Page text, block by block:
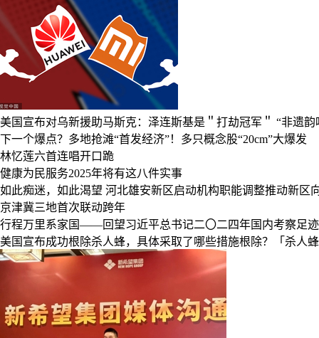
美国宣布对乌新援助马斯克：泽连斯基是＂打劫冠军＂ “非遗
下一个爆点？多地抢滩“首发经济”！多只概念股“20cm”大爆发
林忆莲六首连唱开口跪
健康为民服务2025年将有这八件实事
如此痴迷，如此渴望 河北雄安新区启动机构职能调整推动新区
京津冀三地首次联动跨年
行程万里系家国——回望习近平总书记二〇二四年国内考察足迹
美国宣布成功根除杀人蜂，具体采取了哪些措施根除？「杀人